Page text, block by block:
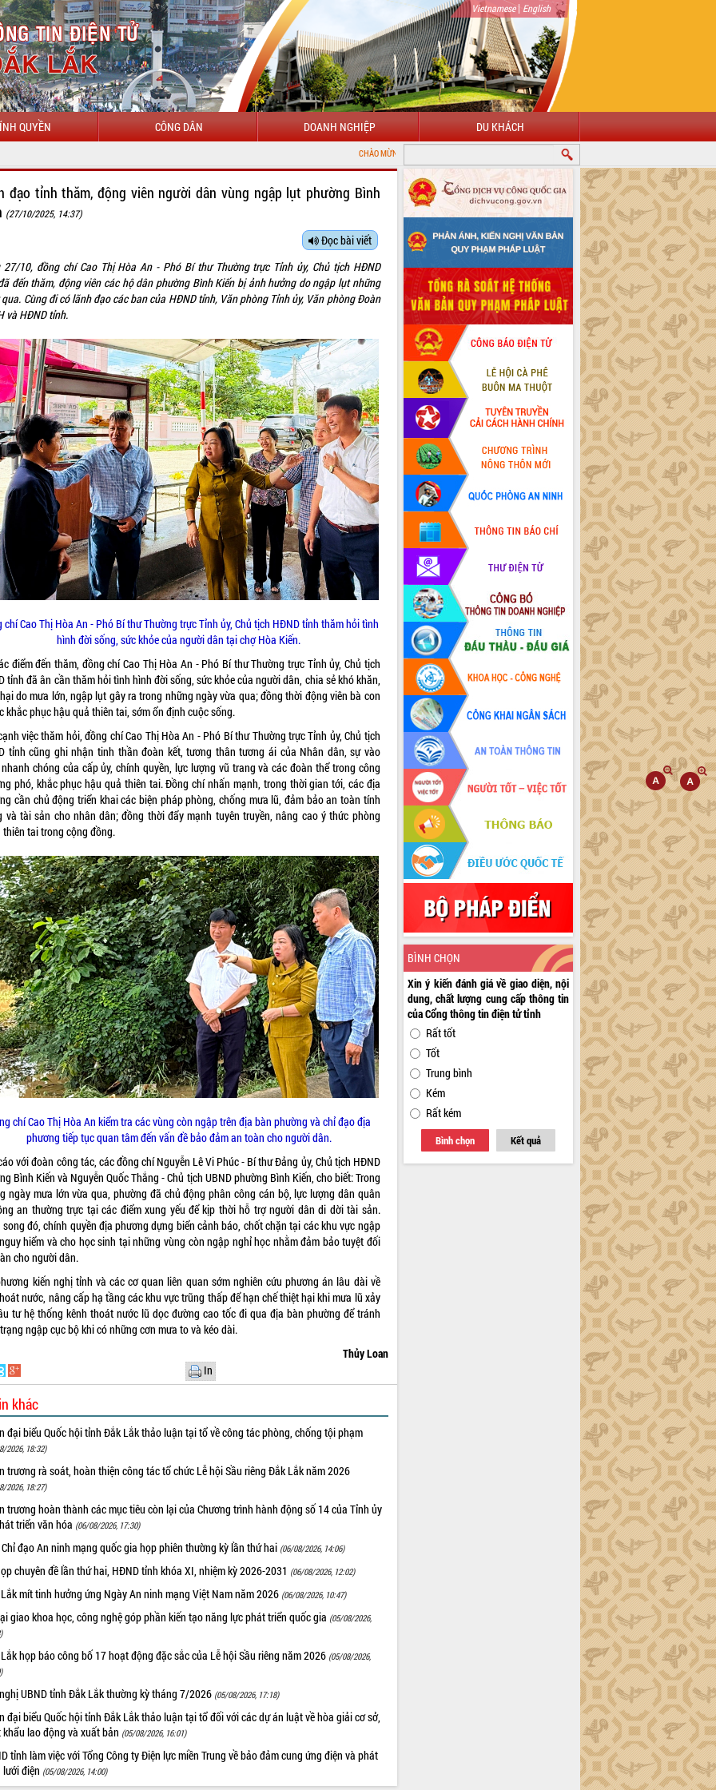
Vietnamese| English
QUYỀN CÔNG DÂN DOANH NGHIỆP DU KHÁCH
CHÀO MỪNG ĐẾN VỚI CỔNG THÔNG TIN ĐIỆN TỬ TỈNH ĐẮK LẮK
đạo tỉnh thăm, động viên người dân vùng ngập lụt phường Bình
(27/10/2025, 14:37)
Đọc bài viết
27/10, đồng chí Cao Thị Hòa An - Phó Bí thư Thường trực Tỉnh ủy, Chủ tịch HĐND
đến thăm, động viên các hộ dân phường Bình Kiến bị ảnh hưởng do ngập lụt những
Cùng đi có lãnh đạo các ban của HĐND tỉnh, Văn phòng Tỉnh ủy, Văn phòng Đoàn
và HĐND tỉnh.
chí Cao Thị Hòa An - Phó Bí thư Thường trực Tỉnh ủy, Chủ tịch HĐND tỉnh thăm hỏi tình
hình đời sống, sức khỏe của người dân tại chợ Hòa Kiến.
điểm đến thăm, đồng chí Cao Thị Hòa An - Phó Bí thư Thường trực Tỉnh ủy, Chủ tịch
tỉnh đã ân cần thăm hỏi tình hình đời sống, sức khỏe của người dân, chia sẻ khó khăn,
do mưa lớn, ngập lụt gây ra trong những ngày vừa qua; đồng thời động viên bà con
khắc phục hậu quả thiên tai, sớm ổn định cuộc sống.
việc thăm hỏi, đồng chí Cao Thị Hòa An - Phó Bí thư Thường trực Tỉnh ủy, Chủ tịch
tỉnh cũng ghi nhận tinh thần đoàn kết, tương thân tương ái của Nhân dân, sự vào
chóng của cấp ủy, chính quyền, lực lượng vũ trang và các đoàn thể trong công
phó, khắc phục hậu quả thiên tai. Đồng chí nhấn mạnh, trong thời gian tới, các địa
cần chủ động triển khai các biện pháp phòng, chống mưa lũ, đảm bảo an toàn tính
và tài sản cho nhân dân; đồng thời đẩy mạnh tuyên truyền, nâng cao ý thức phòng
thiên tai trong cộng đồng.
chí Cao Thị Hòa An kiểm tra các vùng còn ngập trên địa bàn phường và chỉ đạo địa
phương tiếp tục quan tâm đến vấn đề bảo đảm an toàn cho người dân.
với đoàn công tác, các đồng chí Nguyễn Lê Vi Phúc - Bí thư Đảng ủy, Chủ tịch HĐND
Bình Kiến và Nguyễn Quốc Thắng - Chủ tịch UBND phường Bình Kiến, cho biết: Trong
ngày mưa lớn vừa qua, phường đã chủ động phân công cán bộ, lực lượng dân quân
an thường trực tại các điểm xung yếu để kịp thời hỗ trợ người dân di dời tài sản.
song đó, chính quyền địa phương dựng biển cảnh báo, chốt chặn tại các khu vực ngập
hiểm và cho học sinh tại những vùng còn ngập nghỉ học nhằm đảm bảo tuyệt đối
cho người dân.
kiến nghị tỉnh và các cơ quan liên quan sớm nghiên cứu phương án lâu dài về
nước, nâng cấp hạ tầng các khu vực trũng thấp để hạn chế thiệt hại khi mưa lũ xảy
tư hệ thống kênh thoát nước lũ dọc đường cao tốc đi qua địa bàn phường để tránh
ngập cục bộ khi có những cơn mưa to và kéo dài.
Thủy Loan
In
khác
đại biểu Quốc hội tỉnh Đắk Lắk thảo luận tại tổ về công tác phòng, chống tội phạm
2026, 18:32)
trương rà soát, hoàn thiện công tác tổ chức Lễ hội Sầu riêng Đắk Lắk năm 2026
2026, 18:27)
trương hoàn thành các mục tiêu còn lại của Chương trình hành động số 14 của Tỉnh ủy
triển văn hóa (06/08/2026, 17:30)
đạo An ninh mạng quốc gia họp phiên thường kỳ lần thứ hai (06/08/2026, 14:06)
chuyên đề lần thứ hai, HĐND tỉnh khóa XI, nhiệm kỳ 2026-2031 (06/08/2026, 12:02)
mít tinh hưởng ứng Ngày An ninh mạng Việt Nam năm 2026 (06/08/2026, 10:47)
giao khoa học, công nghệ góp phần kiến tạo năng lực phát triển quốc gia (05/08/2026,
họp báo công bố 17 hoạt động đặc sắc của Lễ hội Sầu riêng năm 2026 (05/08/2026,
UBND tỉnh Đắk Lắk thường kỳ tháng 7/2026 (05/08/2026, 17:18)
đại biểu Quốc hội tỉnh Đắk Lắk thảo luận tại tổ đối với các dự án luật về hòa giải cơ sở,
khẩu lao động và xuất bản (05/08/2026, 16:01)
tỉnh làm việc với Tổng Công ty Điện lực miền Trung về bảo đảm cung ứng điện và phát
lưới điện (05/08/2026, 14:00)
BÌNH CHỌN
Xin ý kiến đánh giá về giao diện, nội
dung, chất lượng cung cấp thông tin
của Cổng thông tin điện tử tỉnh
Rất tốt
Tốt
Trung bình
Kém
Rất kém
Bình chọn Kết quả